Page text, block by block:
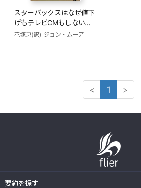
スターバックスはなぜ値下
げもテレビCMもしないの
に強いブランドでいられる
花塚恵(訳) ジョン・ムーア
< 1 >
要約を探す